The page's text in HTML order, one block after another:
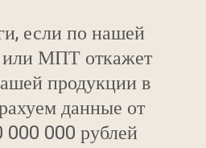
если по нашей
МПТ откажет
продукции в
данные от
000 000 рублей